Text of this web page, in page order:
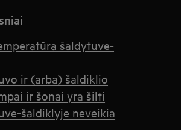
šaldytuve-
ir (arba) šaldiklio
ir šonai yra šilti
šaldiklyje neveikia